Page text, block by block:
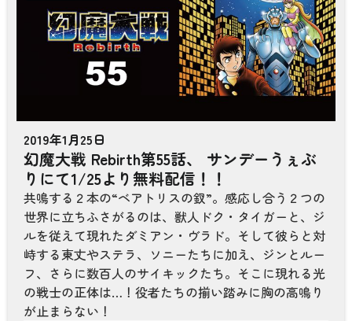
2019年1月25日
幻魔大戦 Rebirth第55話、 サンデーうぇぶ
りにて1/25より無料配信！！
共鳴する２本の“ベアトリスの釵”。感応し合う２つの
世界に立ちふさがるのは、獣人ドク・タイガーと、ジ
ルを従えて現れたダミアン・ヴラド。そして彼らと対
峙する東丈やステラ、ソニーたちに加え、ジンとルー
フ、さらに数百人のサイキックたち。そこに現れる光
の戦士の正体は…！役者たちの揃い踏みに胸の高鳴り
が止まらない！